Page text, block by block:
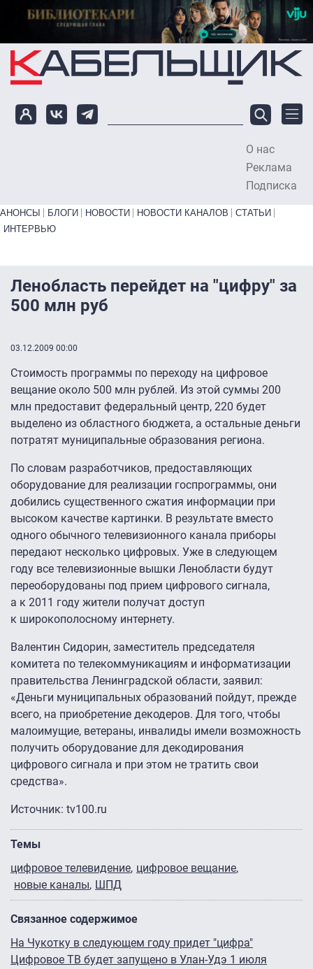
Перейти к основному содержанию
О нас
Реклама
Подписка
Primary links bottom
АНОНСЫ БЛОГИ НОВОСТИ НОВОСТИ КАНАЛОВ
СТАТЬИ
ИНТЕРВЬЮ
Ленобласть перейдет на "цифру" за
500 млн руб
03.12.2009 00:00
Стоимость программы по переходу на цифровое
вещание около 500 млн рублей. Из этой суммы 200
млн предоставит федеральный центр, 220 будет
выделено из областного бюджета, а остальные деньги
потратят муниципальныe образования региона.
По словам разработчиков, предоставляющих
оборудование для реализации госпрограммы, они
добились существенного сжатия информации при
высоком качестве картинки. В результате вместо
одного обычного телевизионного канала приборы
передают несколько цифровых. Уже в следующем
году все телевизионные вышки Ленобласти будут
переоборудованы под прием цифрового сигнала,
а к 2011 году жители получат доступ
к широкополосному интернету.
Валентин Сидорин, заместитель председателя
комитета по телекоммуникациям и информатизации
правительства Ленинградской области, заявил:
«Деньги муниципальных образований пойдут, прежде
всего, на приобретение декодеров. Для того, чтобы
малоимущие, ветераны, инвалиды имели возможность
получить оборудование для декодирования
цифрового сигнала и при этом не тратить свои
средства».
Источник: tv100.ru
Темы
цифровое телевидение цифровое вещание
новые каналы
ШПД
Связанное содержимое
На Чукотку в следующем году придет "цифра"
Цифровое TB будет запущено в Улан-Удэ 1 июля